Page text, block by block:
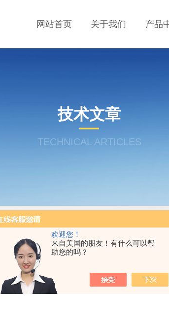
欢迎您！
来自美国的朋友！有什么可以帮
助您的吗？
网站首页 关于我们 产品
技术文章
TECHNICAL ARTICLES
VN无人机载高光谱成像系统
当前位置：首页